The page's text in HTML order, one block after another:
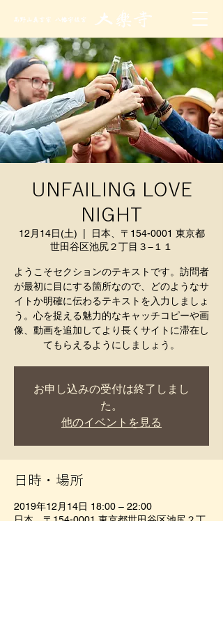
UNFAILING LOVE
NIGHT
12月14日(土)
日本、〒154-0001 東京都
世田谷区池尻２丁目３−１１
ようこそセクションのテキストです。訪問者
が最初に目にする箇所なので、どのようなサ
イトか明確に伝わるテキストを入力しましょ
う。心を捉える魅力的なキャッチコピーや画
像、動画を追加してより長くサイトに滞在し
てもらえるようにしましょう。
お申し込みの受付は終了しまし
た。
他のイベントを見る
日時・場所
2019年12月14日 18:00 – 22:00
日本、〒154-0001 東京都世田谷区池尻２丁